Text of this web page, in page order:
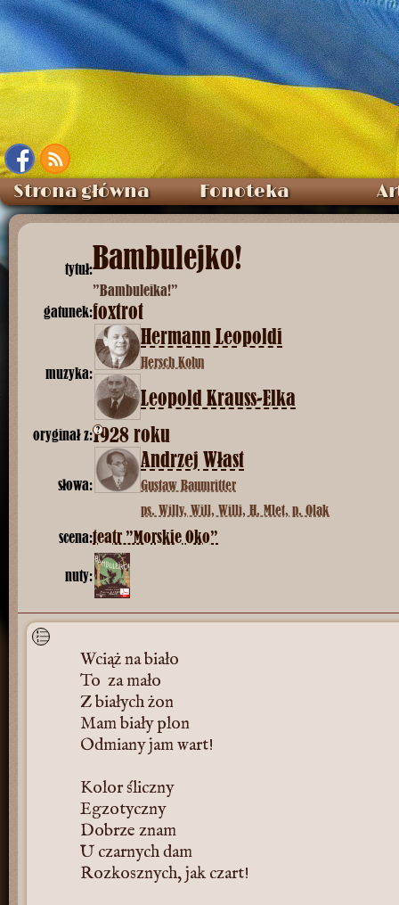
Strona główna Fonoteka
tytuł:Bambulejko!
”Bambuleika!”
gatunek:foxtrot
muzyka:
Hermann Leopoldi
Hersch Kohn
Leopold Krauss-Elka
oryginał z: ?
1928 roku
słowa:
Andrzej Włast
Gustaw Baumritter
ps. Willy, Will, Willi, H. Mlet, p. Olak
scena:teatr ”Morskie Oko”
nuty:
Wciąż na biało
To za mało
Z białych żon
Mam biały plon
Odmiany jam wart!
Kolor śliczny
Egzotyczny
Dobrze znam
U czarnych dam
Rozkosznych, jak czart!